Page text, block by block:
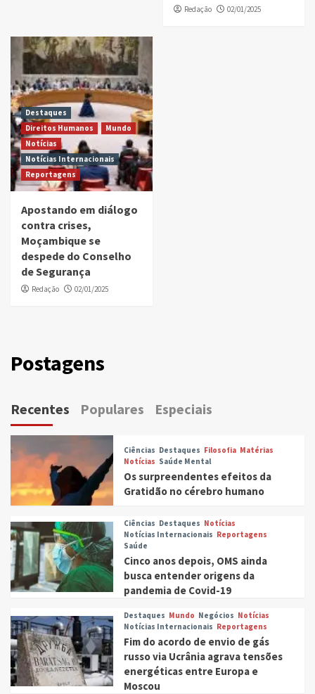
Redação 02/01/2025
Destaques
Direitos Humanos
Mundo
Notícias
Notícias Internacionais
Reportagens
Apostando em diálogo
contra crises,
Moçambique se
despede do Conselho
de Segurança
Redação 02/01/2025
Postagens
Recentes Populares Especiais
Ciências Destaques Filosofia Matérias
Notícias Saúde Mental
Os surpreendentes efeitos da
Gratidão no cérebro humano
Ciências Destaques Notícias
Notícias Internacionais Reportagens
Saúde
Cinco anos depois, OMS ainda
busca entender origens da
pandemia de Covid-19
Destaques Mundo Negócios Notícias
Notícias Internacionais Reportagens
Fim do acordo de envio de gás
russo via Ucrânia agrava tensões
energéticas entre Europa e
Moscou